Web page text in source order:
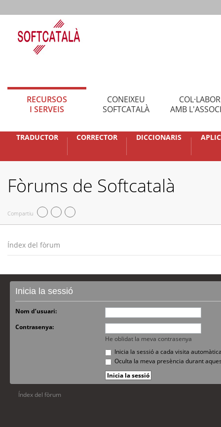
RECURSOS
I SERVEIS
CONEIXEU
SOFTCATALÀ
AMB
TRADUCTOR CORRECTOR DICCIONARIS
Fòrums de Softcatalà
Compartiu
Índex del fòrum
Inicia la sessió
Nom d’usuari:
Contrasenya:
He oblidat la meva contrasenya
Inicia la sessió a cada visita
Oculta la meva presència durant
Índex del fòrum